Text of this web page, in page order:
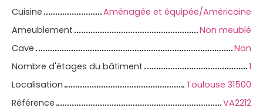
Cuisine
Aménagée et équipée/Américaine
Ameublement
Non meublé
Cave
Non
Nombre d'étages du bâtiment
1
Localisation
Toulouse 31500
Référence
VA2212